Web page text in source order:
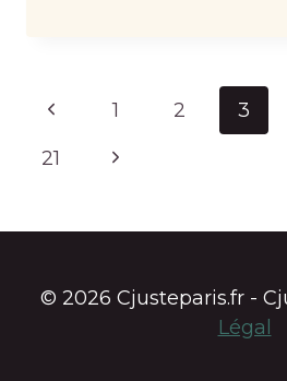
Page
Previous
Page
1 2 3
21
Next
© 2026 Cjusteparis.fr -
Légal